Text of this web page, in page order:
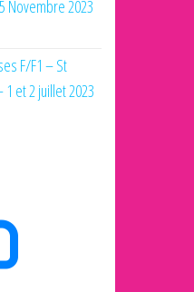
Novembre 2023
F/F1 – St
et 2 juillet 2023